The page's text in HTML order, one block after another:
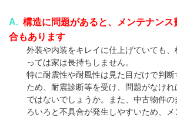
A. 構造に問題があると、メンテナンス
合もあります
外装や内装をキレイに仕上げていても
っては家は長持ちしません。
特に耐震性や耐風性は見た目だけで判
ため、耐震診断等を受け、問題がなけ
ではないでしょうか。また、中古物件
ろいろと不具合が発生しやすいため、